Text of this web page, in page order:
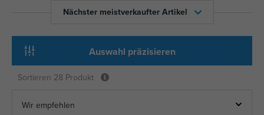
Nächster meistverkaufter Artikel
Auswahl präzisieren
Sortieren 28 Produkt